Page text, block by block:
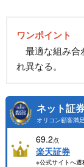
ワンポイント
最適な組み合
れ異なる。
ネット証
オリコン顧客満
69.2点
楽天証券
※公式サイトへ遷